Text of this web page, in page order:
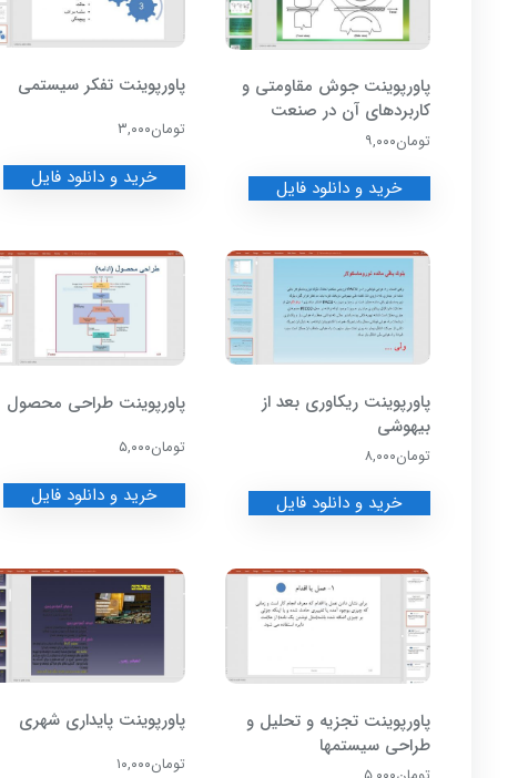
پاورپوینت جوش مقاومتی و
کاربردهای آن در صنعت
تومان۹,۰۰۰
خرید و دانلود فایل
پاورپوینت تفکر سیستمی
تومان۳,۰۰۰
خرید و دانلود فایل
پاورپوینت ریکاوری بعد از
بیهوشی
تومان۸,۰۰۰
خرید و دانلود فایل
پاورپوینت طراحی محصول
تومان۵,۰۰۰
خرید و دانلود فایل
پاورپوینت تجزیه و تحلیل و
طراحی سیستمها
پاورپوینت پایداری شهری
تومان۱۰,۰۰۰